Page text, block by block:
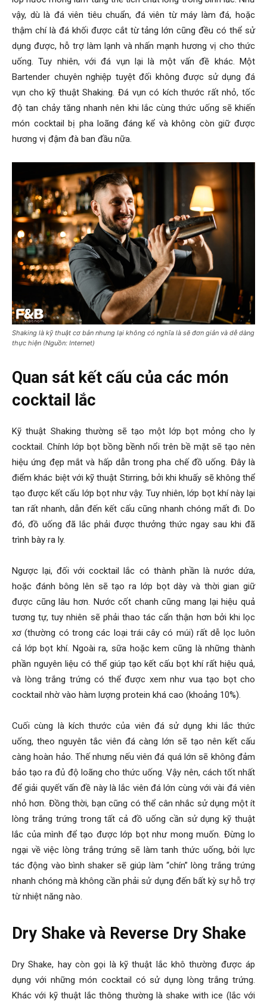
vậy, dù là đá viên tiêu chuẩn, đá viên từ máy làm đá, hoặc
thậm chí là đá khối được cắt từ tảng lớn cũng đều có thể sử
dụng được, hỗ trợ làm lạnh và nhấn mạnh hương vị cho thức
uống. Tuy nhiên, với đá vụn lại là một vấn đề khác. Một
Bartender chuyên nghiệp tuyệt đối không được sử dụng đá
vụn cho kỹ thuật Shaking. Đá vụn có kích thước rất nhỏ, tốc
độ tan chảy tăng nhanh nên khi lắc cùng thức uống sẽ khiến
món cocktail bị pha loãng đáng kể và không còn giữ được
hương vị đậm đà ban đầu nữa.
Shaking là kỹ thuật cơ bản nhưng lại không có nghĩa là sẽ đơn giản và dễ dàng
thực hiện (Nguồn: Internet)
Quan sát kết cấu của các món
cocktail lắc
Kỹ thuật Shaking thường sẽ tạo một lớp bọt mỏng cho ly
cocktail. Chính lớp bọt bồng bềnh nổi trên bề mặt sẽ tạo nên
hiệu ứng đẹp mắt và hấp dẫn trong pha chế đồ uống. Đây là
điểm khác biệt với kỹ thuật Stirring, bởi khi khuấy sẽ không thể
tạo được kết cấu lớp bọt như vậy. Tuy nhiên, lớp bọt khí này lại
tan rất nhanh, dẫn đến kết cấu cũng nhanh chóng mất đi. Do
đó, đồ uống đã lắc phải được thưởng thức ngay sau khi đã
trình bày ra ly.
Ngược lại, đối với cocktail lắc có thành phần là nước dứa,
hoặc đánh bông lên sẽ tạo ra lớp bọt dày và thời gian giữ
được cũng lâu hơn. Nước cốt chanh cũng mang lại hiệu quả
tương tự, tuy nhiên sẽ phải thao tác cẩn thận hơn bởi khi lọc
xơ (thường có trong các loại trái cây có múi) rất dễ lọc luôn
cả lớp bọt khí. Ngoài ra, sữa hoặc kem cũng là những thành
phần nguyên liệu có thể giúp tạo kết cấu bọt khí rất hiệu quả,
và lòng trắng trứng có thể được xem như vua tạo bọt cho
cocktail nhờ vào hàm lượng protein khá cao (khoảng 10%).
Cuối cùng là kích thước của viên đá sử dụng khi lắc thức
uống, theo nguyên tắc viên đá càng lớn sẽ tạo nên kết cấu
càng hoàn hảo. Thế nhưng nếu viên đá quá lớn sẽ không đảm
bảo tạo ra đủ độ loãng cho thức uống. Vậy nên, cách tốt nhất
để giải quyết vấn đề này là lắc viên đá lớn cùng với vài đá viên
nhỏ hơn. Đồng thời, bạn cũng có thể cân nhắc sử dụng một ít
lòng trắng trứng trong tất cả đồ uống cần sử dụng kỹ thuật
lắc của mình để tạo được lớp bọt như mong muốn. Đừng lo
ngại về việc lòng trắng trứng sẽ làm tanh thức uống, bởi lực
tác động vào bình shaker sẽ giúp làm “chín” lòng trắng trứng
nhanh chóng mà không cần phải sử dụng đến bất kỳ sự hỗ trợ
từ nhiệt năng nào.
Dry Shake và Reverse Dry Shake
Dry Shake, hay còn gọi là kỹ thuật lắc khô thường được áp
dụng với những món cocktail có sử dụng lòng trắng trứng.
Khác với kỹ thuật lắc thông thường là shake with ice (lắc với